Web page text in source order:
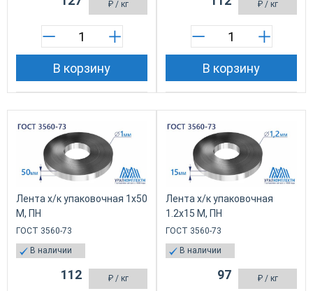
₽ / кг
В корзину
₽ / кг
В корзину
Лента х/к упаковочная 1x50
М, ПН
ГОСТ 3560-73
В наличии
₽ / кг
112
Лента х/к упаковочная
1.2x15 М, ПН
ГОСТ 3560-73
В наличии
₽ / кг
97